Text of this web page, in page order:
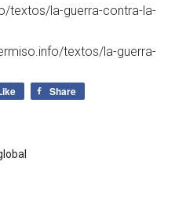
textos/la-guerra-contra-la-
textos/la-guerra-
Share